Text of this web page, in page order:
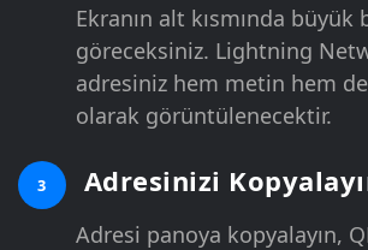
Ekranın alt kısmında
göreceksiniz. Lightning
adresiniz hem metin hem
olarak görüntülenecektir.
3 Adresinizi
Adresi panoya kopyalayın,